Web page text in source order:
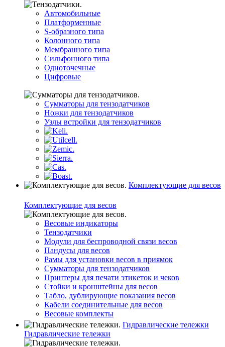
Автомобильные
Платформенные
S-образного типа
Колонного типа
Мембранного типа
Сильфонного типа
Одноточечные
Цифровые
Сумматоры для тензодатчиков
Ножки для тензодатчиков
Узлы встройки для тензодатчиков
Комплектующие для весов
Комплектующие для весов
Весовые индикаторы
Тензодатчики
Модули для беспроводной связи весов
Пандусы для весов
Рамы для установки весов в приямок
Сумматоры для тензодатчиков
Принтеры для печати этикеток и чеков
Стойки и кронштейны для весов
Табло, дублирующие показания весов
Кабели соединительные для весов
Весовые комплекты
Гидравлические тележки
Гидравлические тележки